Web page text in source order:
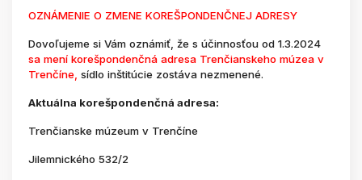
OZNÁMENIE O ZMENE KOREŠPONDENČNEJ ADRESY
Dovoľujeme si Vám oznámiť, že s účinnosťou od 1.3.2024
sa mení korešpondenčná adresa Trenčianskeho múzea v
Trenčíne, sídlo inštitúcie zostáva nezmenené.
Aktuálna korešpondenčná adresa:
Trenčianske múzeum v Trenčíne
Jilemnického 532/2